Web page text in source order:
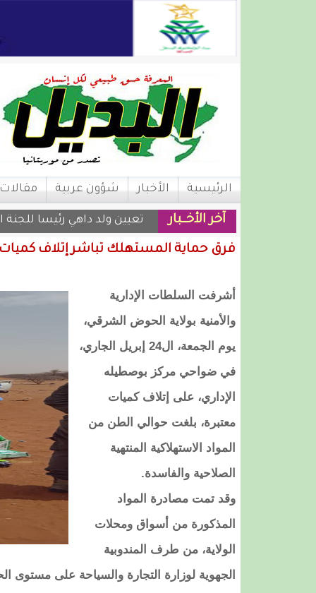
الرئيسية الأخبار شؤون عربية مقالات
آخر الأخــبار تعيين ولد داهي رئيسا
فرق حماية المستهلك تباشر إتلاف
أشرفت السلطات الإدارية
والأمنية بولاية الحوض الشرقي،
يوم الجمعة، ال24 إبريل الجاري،
في ضواحي مركز بوصطيله
الإداري، على إتلاف كميات
معتبرة، بلغت حوالي الطن من
المواد الاستهلاكية المنتهية
الصلاحية والفاسدة.
وقد تمت مصادرة المواد
المذكورة من أسواق ومحلات
الولاية، من طرف المندوبية
الجهوية لوزارة التجارة والسياحة على